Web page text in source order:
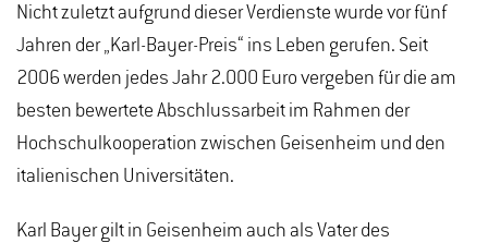
Nicht zuletzt aufgrund dieser Verdienste wurde vor fünf
Jahren der „Karl-Bayer-Preis“ ins Leben gerufen. Seit
2006 werden jedes Jahr 2.000 Euro vergeben für die am
besten bewertete Abschlussarbeit im Rahmen der
Hochschulkooperation zwischen Geisenheim und den
italienischen Universitäten.
Karl Bayer gilt in Geisenheim auch als Vater des